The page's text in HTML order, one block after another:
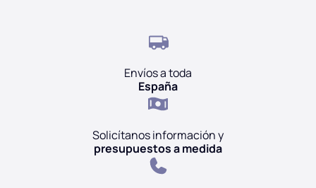
Envíos a toda
España
Solicítanos información y
presupuestos a medida